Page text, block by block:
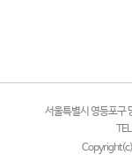
서울특별시 영등포구